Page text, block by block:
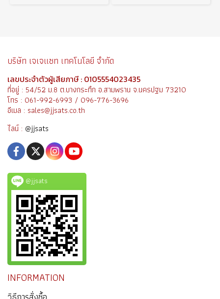
บริษัท เจเจแซท เทคโนโลยี จำกัด
เลขประจำตัวผู้เสียภาษี : 0105554023435
ที่อยู่ : 54/52 ม.8 ต.บางกระทึก อ.สามพราน จ.นครปฐม 73210
โทร : 061-992-6993 / 096-776-3696
อีเมล : sales@jjsats.co.th
ไลน์ : @jjsats
@jjsats
INFORMATION